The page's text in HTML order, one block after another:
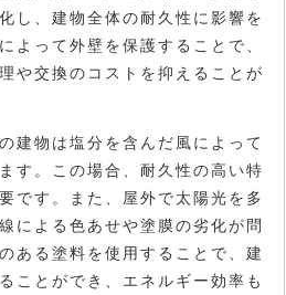
し、建物全体の耐久性に影響を
よって外壁を保護することで、
や交換のコストを抑えることが
建物は塩分を含んだ風によって
す。この場合、耐久性の高い特
です。また、屋外で太陽光を多
による色あせや塗膜の劣化が問
ある塗料を使用することで、建
ことができ、エネルギー効率も